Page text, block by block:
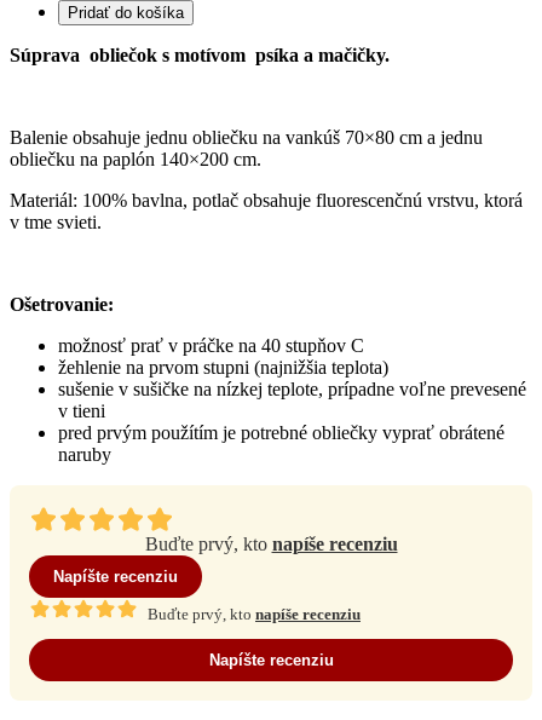
Pridať do košíka
Súprava obliečok s motívom psíka a mačičky.
Balenie obsahuje jednu obliečku na vankúš 70×80 cm a jednu
obliečku na paplón 140×200 cm.
Materiál: 100% bavlna, potlač obsahuje fluorescenčnú vrstvu, ktorá
v tme svieti.
Ošetrovanie:
možnosť prať v práčke na 40 stupňov C
žehlenie na prvom stupni (najnižšia teplota)
sušenie v sušičke na nízkej teplote, prípadne voľne prevesené
v tieni
pred prvým použítím je potrebné obliečky vyprať obrátené
naruby
Buďte prvý, kto napíše recenziu
Napíšte recenziu
Buďte prvý, kto napíše recenziu
Napíšte recenziu